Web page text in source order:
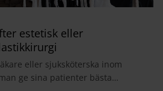
estetisk eller
eller sjuksköterska inom
ge sina patienter bästa